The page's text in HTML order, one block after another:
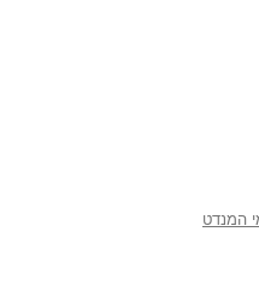
המנדט